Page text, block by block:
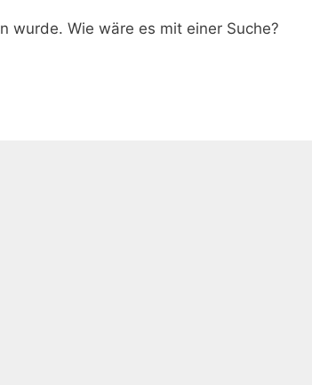
wurde. Wie wäre es mit einer Suche?